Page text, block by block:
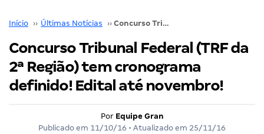
Início ›› Últimas Notícias ›› Concurso Tribunal Federal (TRF da 2ª Região) tem cronograma definido! Edital até novembro!
Concurso Tribunal Federal (TRF da
2ª Região) tem cronograma
definido! Edital até novembro!
Por Equipe Gran
Publicado em 11/10/16 • Atualizado em 25/11/16